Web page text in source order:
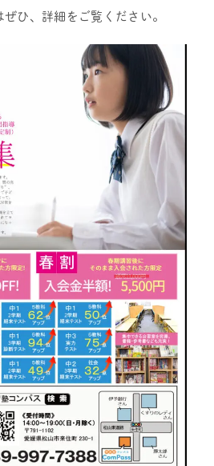
ひ、詳細をご覧ください。